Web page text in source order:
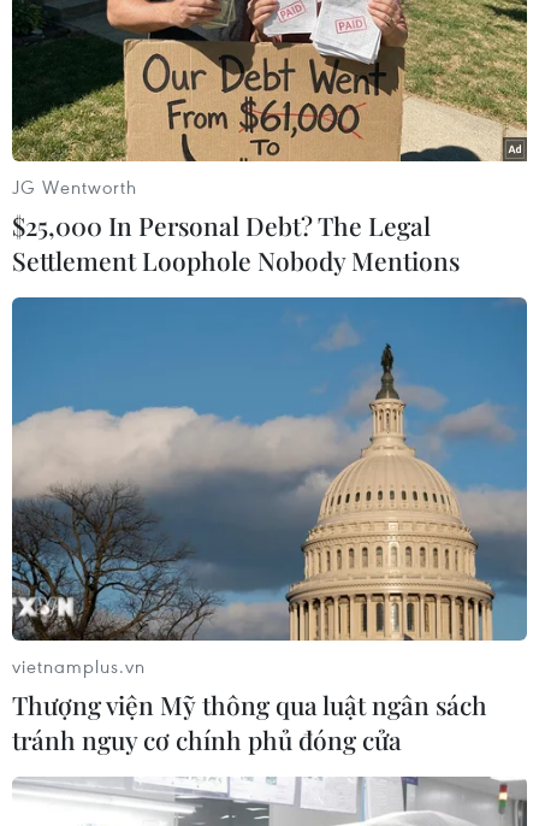
Kim ngạch thương mại Nga-Trung tăng
lên 200 tỷ USD vào 2020?
17/12/2015 11:35
Trung Quốc và Nga vừa ký kết hơn 30 văn kiện hợp tác
về các lĩnh vực năng lượng, đầu tư, tài chính, công nghệ
cao, hai bên muốn tăng kim ngạch thương mại hai
chiều lên 200 tỷ USD vào năm 2020.
JG Wentworth
$25,000 In Personal Debt? The Legal
Settlement Loophole Nobody Mentions
vietnamplus.vn
Thượng viện Mỹ thông qua luật ngân sách
tránh nguy cơ chính phủ đóng cửa